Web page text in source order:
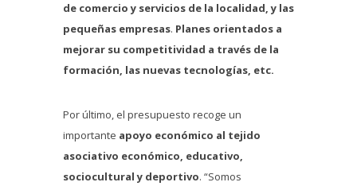
de comercio y servicios de la localidad, y las
pequeñas empresas. Planes orientados a
mejorar su competitividad a través de la
formación, las nuevas tecnologías, etc.
Por último, el presupuesto recoge un
importante apoyo económico al tejido
asociativo económico, educativo,
sociocultural y deportivo. “Somos